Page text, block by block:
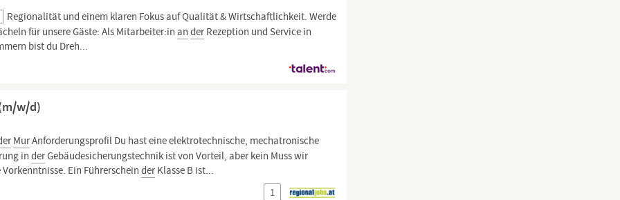
Regionalität und einem klaren Fokus auf Qualität & Wirtschaftlichkeit. Werde
für unsere Gäste: Als Mitarbeiter:inan derRezeption und Service in
bist du Dreh...
w/d)
MurAnforderungsprofil Du hast eine elektrotechnische, mechatronische
inderGebäudesicherungstechnik ist von Vorteil, aber kein Muss wir
Ein FührerscheinderKlasse B ist...
1